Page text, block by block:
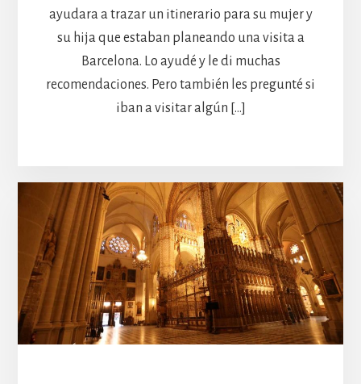
ayudara a trazar un itinerario para su mujer y
su hija que estaban planeando una visita a
Barcelona. Lo ayudé y le di muchas
recomendaciones. Pero también les pregunté si
iban a visitar algún […]